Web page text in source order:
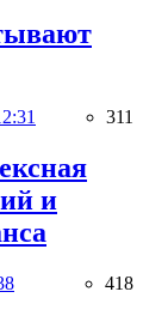
311
и
418